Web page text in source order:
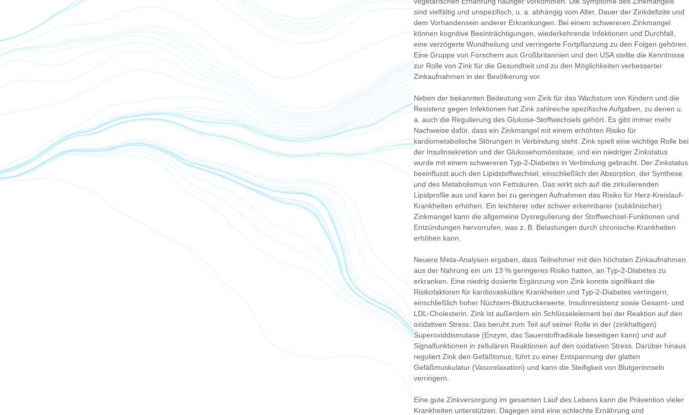
sind vielfältig und unspezifisch, u. a. abhängig vom Alter, Dauer der Zinkdefizite und
dem Vorhandensein anderer Erkrankungen. Bei einem schwereren Zinkmangel
können kognitive Beeinträchtigungen, wiederkehrende Infektionen und Durchfall,
eine verzögerte Wundheilung und verringerte Fortpflanzung zu den Folgen gehören.
Eine Gruppe von Forschern aus Großbritannien und den USA stellte die Kenntnisse
zur Rolle von Zink für die Gesundheit und zu den Möglichkeiten verbesserter
Zinkaufnahmen in der Bevölkerung vor.
Neben der bekannten Bedeutung von Zink für das Wachstum von Kindern und die
Resistenz gegen Infektionen hat Zink zahlreiche spezifische Aufgaben, zu denen u.
a. auch die Regulierung des Glukose-Stoffwechsels gehört. Es gibt immer mehr
Nachweise dafür, dass ein Zinkmangel mit einem erhöhten Risiko für
kardiometabolische Störungen in Verbindung steht. Zink spielt eine wichtige Rolle bei
der Insulinsekretion und der Glukosehomöostase, und ein niedriger Zinkstatus
wurde mit einem schwereren Typ-2-Diabetes in Verbindung gebracht. Der Zinkstatus
beeinflusst auch den Lipidstoffwechsel, einschließlich der Absorption, der Synthese
und des Metabolismus von Fettsäuren. Das wirkt sich auf die zirkulierenden
Lipidprofile aus und kann bei zu geringen Aufnahmen das Risiko für Herz-Kreislauf-
Krankheiten erhöhen. Ein leichterer oder schwer erkennbarer (subklinischer)
Zinkmangel kann die allgemeine Dysregulierung der Stoffwechsel-Funktionen und
Entzündungen hervorrufen, was z. B. Belastungen durch chronische Krankheiten
erhöhen kann.
Neuere Meta-Analysen ergaben, dass Teilnehmer mit den höchsten Zinkaufnahmen
aus der Nahrung ein um 13 % geringeres Risiko hatten, an Typ-2-Diabetes zu
erkranken. Eine niedrig dosierte Ergänzung von Zink konnte signifikant die
Risikofaktoren für kardiovaskuläre Krankheiten und Typ-2-Diabetes verringern,
einschließlich hoher Nüchtern-Blutzuckerwerte, Insulinresistenz sowie Gesamt- und
LDL-Cholesterin. Zink ist außerdem ein Schlüsselelement bei der Reaktion auf den
oxidativen Stress. Das beruht zum Teil auf seiner Rolle in der (zinkhaltigen)
Superoxiddismutase (Enzym, das Sauerstoffradikale beseitigen kann) und auf
Signalfunktionen in zellulären Reaktionen auf den oxidativen Stress. Darüber hinaus
reguliert Zink den Gefäßtonus, führt zu einer Entspannung der glatten
Gefäßmuskulatur (Vasorelaxation) und kann die Steifigkeit von Blutgerinnseln
verringern.
Eine gute Zinkversorgung im gesamten Lauf des Lebens kann die Prävention vieler
Krankheiten unterstützen. Dagegen sind eine schlechte Ernährung und